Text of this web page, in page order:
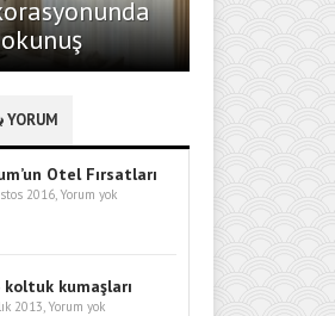
YORUM
Otel Fırsatları
2016, Yorum yok
koltuk kumaşları
2013, Yorum yok